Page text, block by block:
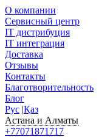
О компании
Сервисный центр
IT дистрибуция
IT интеграция
Доставка
Отзывы
Контакты
Благотворительность
Блог
Рус |Қаз
Астана и Алматы
+77071871717